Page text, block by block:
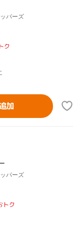
パーズ
ク
加
パーズ
トク